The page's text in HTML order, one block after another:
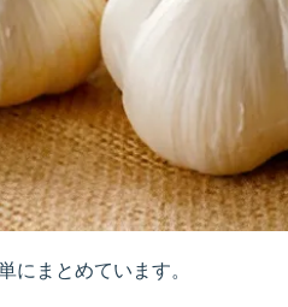
にまとめています。